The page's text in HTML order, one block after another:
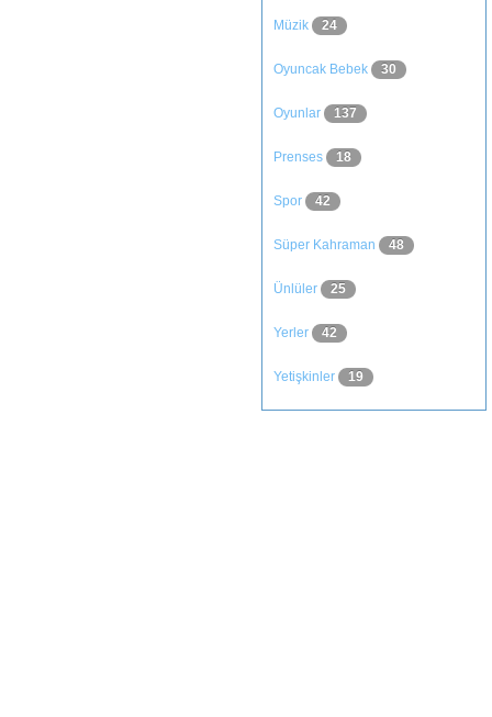
Müzik 24
Oyuncak Bebek 30
Oyunlar 137
Prenses 18
Spor 42
Süper Kahraman 48
Ünlüler 25
Yerler 42
Yetişkinler 19